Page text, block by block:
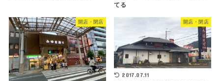
てる
開店・閉店 開店・閉店
2017.07.11